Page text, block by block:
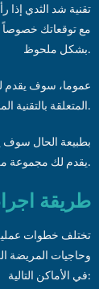
تقنية شد الثدي إذا
مع توقعاتك خصوصاً
بشكل ملحوظ.
عموما، سوف يقدم
المتعلقة بالتقنية المناسبة لك والتي تسمح بتحقيق أفضل النتائج.
بطبيعة الحال
يقدم لك مجموعة من النصائح يجب اتباعها لضمان نجاح العملية.
طريقة
تختلف خطوات
وحاجيات المريضة
في الأماكن التالية: